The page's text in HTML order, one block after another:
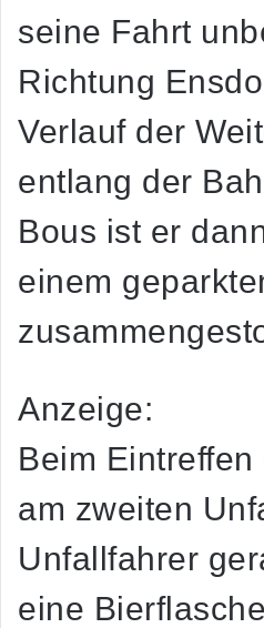
seine Fahrt
Richtung
Verlauf der
entlang der
Bous ist er
einem
Anzeige:
Beim
am zweiten
Unfallfahrer
eine Bierflasche